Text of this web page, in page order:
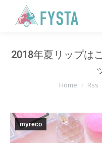
2018年夏リップは
You are here:
Home Rss
myreco